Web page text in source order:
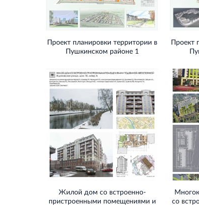
Проект планировки территории в
Пушкинском районе 1
Проект
Жилой дом со встроенно-
пристроенными помещениями и
со